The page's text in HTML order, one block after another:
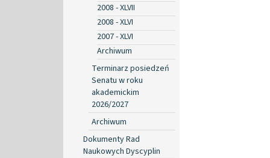
2008 - XLVII
2008 - XLVI
2007 - XLVI
Archiwum
Terminarz posiedzeń
Senatu w roku
akademickim
2026/2027
Archiwum
Dokumenty Rad
Naukowych Dyscyplin